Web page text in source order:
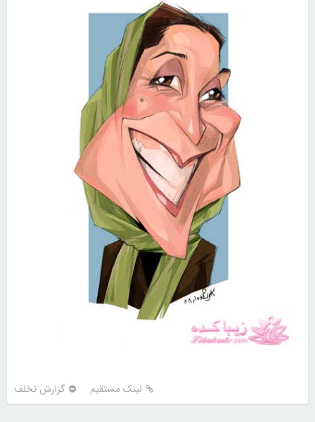
لینک مستقیم گزارش تخلف